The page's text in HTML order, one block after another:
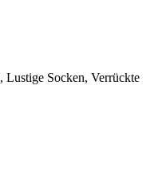
Lustige Socken, Verrückte